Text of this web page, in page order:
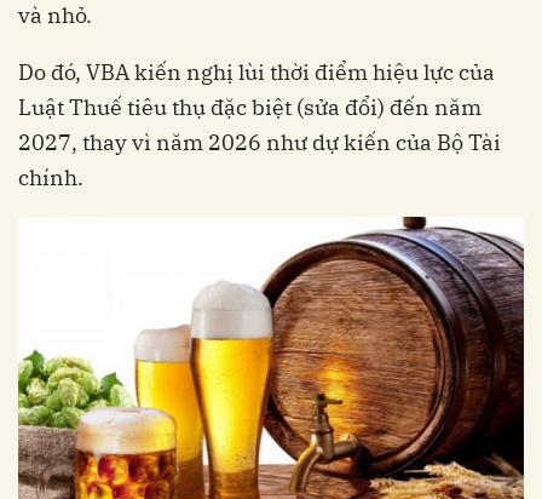
và nhỏ.
Do đó, VBA kiến nghị lùi thời điểm hiệu lực của
Luật Thuế tiêu thụ đặc biệt (sửa đổi) đến năm
2027, thay vì năm 2026 như dự kiến của Bộ Tài
chính.